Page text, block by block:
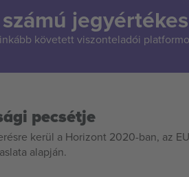
követett viszonteladói
pecsétje
kerül a Horizont 2020-ban, az
alapján.